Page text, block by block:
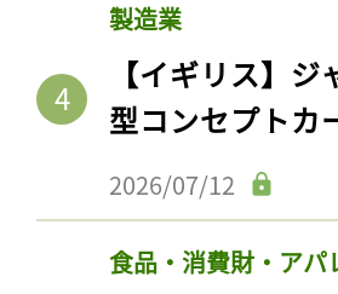
製造業
【イギリス】
型コンセプトカ
2026/07/12
食品・消費財・アパ